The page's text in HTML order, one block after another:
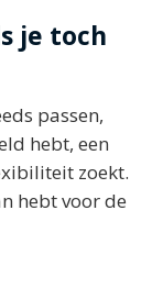
je toch
passen,
hebt, een
zoekt.
hebt voor de